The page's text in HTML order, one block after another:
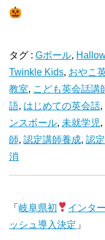
タグ : Gボール,
Twinkle Kids, おやこ
教室, こども英会話講
語, はじめての英会話,
ンスボール, 未就学児,
師, 認定講師養成, 認
消
「 岐阜県初
インタ
ッシュ導入決定 」